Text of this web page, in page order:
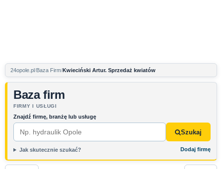
24opole.pl Baza Firm Kwieciński Artur. Sprzedaż kwiatów
Baza firm
FIRMY I USŁUGI
Znajdź firmę, branżę lub usługę
Szukaj
Jak skutecznie szukać? Dodaj firmę